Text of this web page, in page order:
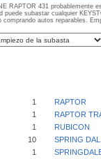
RAPTOR 431 probablemente
subastar cualquier
autos reparables.
1 RAPTOR
1 RAPTOR
1 RUBICON
10 SPRING DAL
1